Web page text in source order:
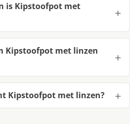
is Kipstoofpot met
Kipstoofpot met linzen
Kipstoofpot met linzen?